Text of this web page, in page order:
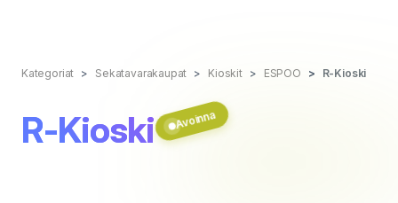
Kategoriat Sekatavarakaupat Kioskit ESPOO R-Kioski
R-Kioski Avoinna